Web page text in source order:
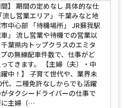
間】 期間の定めなし 具体的な仕
流し営業エリア」 千葉みなと地
中心部 「待機場所」 JR蘇我駅
車」 流し営業や待機での営業以
葉県内トップクラスのエミタ
の無線配車件数で、仕事がど
てきます。 【主婦（夫）・中
中！】 子育て世代や、業界未
、二種免許なしからでも活躍
タクシードライバーの仕事で
主婦（…